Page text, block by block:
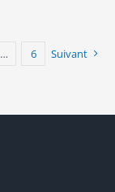
… 6 Suivant